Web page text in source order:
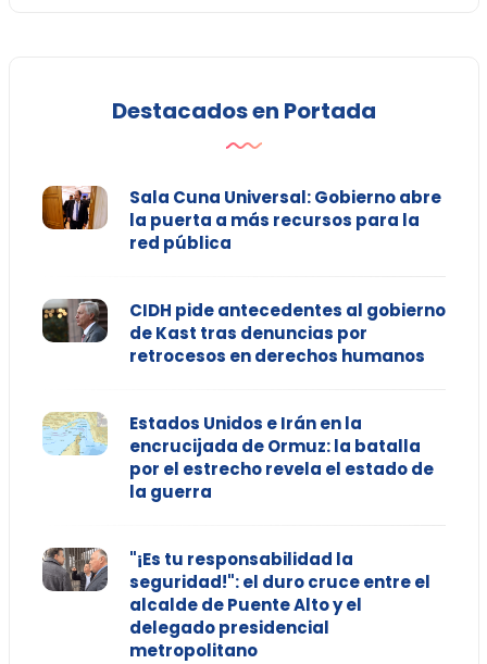
Destacados en Portada
Sala Cuna Universal: Gobierno abre
la puerta a más recursos para la
red pública
CIDH pide antecedentes al gobierno
de Kast tras denuncias por
retrocesos en derechos humanos
Estados Unidos e Irán en la
encrucijada de Ormuz: la batalla
por el estrecho revela el estado de
la guerra
"¡Es tu responsabilidad la
seguridad!": el duro cruce entre el
alcalde de Puente Alto y el
delegado presidencial
metropolitano